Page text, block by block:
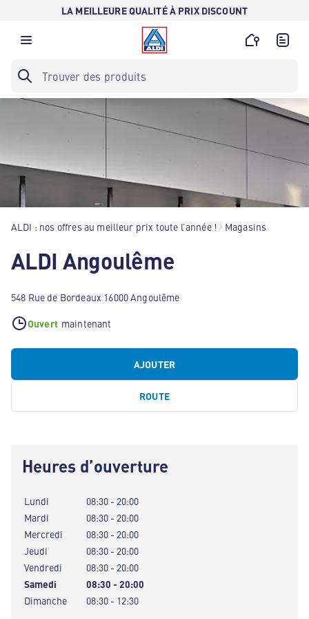
LA MEILLEURE QUALITÉ À PRIX DISCOUNT
ALDI : nos offres au meilleur prix toute l’année ! Magasins
ALDI Angoulême
548 Rue de Bordeaux 16000 Angoulême
Ouvert maintenant
AJOUTER
ROUTE
Heures d’ouverture
Lundi
08:30 - 20:00
Mardi
08:30 - 20:00
Mercredi
08:30 - 20:00
Jeudi
08:30 - 20:00
Vendredi
08:30 - 20:00
Samedi
08:30 - 20:00
Dimanche
08:30 - 12:30